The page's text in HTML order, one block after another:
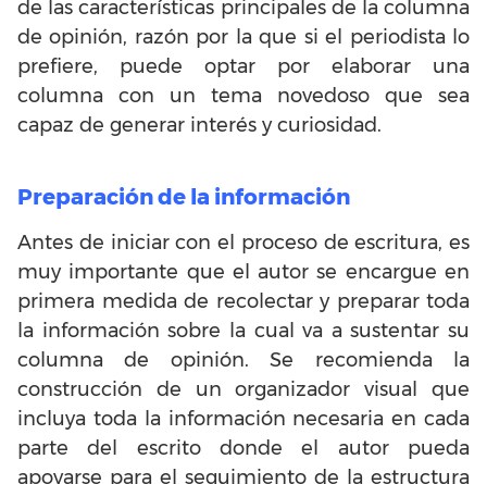
de las características principales de la columna
de opinión, razón por la que si el periodista lo
prefiere, puede optar por elaborar una
columna con un tema novedoso que sea
capaz de generar interés y curiosidad.
Preparación de la información
Antes de iniciar con el proceso de escritura, es
muy importante que el autor se encargue en
primera medida de recolectar y preparar toda
la información sobre la cual va a sustentar su
columna de opinión. Se recomienda la
construcción de un organizador visual que
incluya toda la información necesaria en cada
parte del escrito donde el autor pueda
apoyarse para el seguimiento de la estructura